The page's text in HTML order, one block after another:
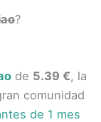
?
de 5.39 €, la
comunidad
de 1 mes